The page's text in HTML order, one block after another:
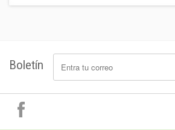
Boletín